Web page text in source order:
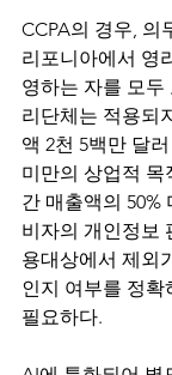
CCPA의 경우, 의
리포니아에서 영
영하는 자를 모두
리단체는 적용되
액 2천 5백만 달
미만의 상업적 목
간 매출액의 50%
비자의 개인정보
용대상에서 제외
인지 여부를 정확
필요하다.